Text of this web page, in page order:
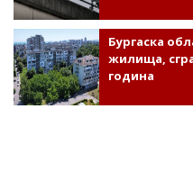
Бургаска
жилища,
година